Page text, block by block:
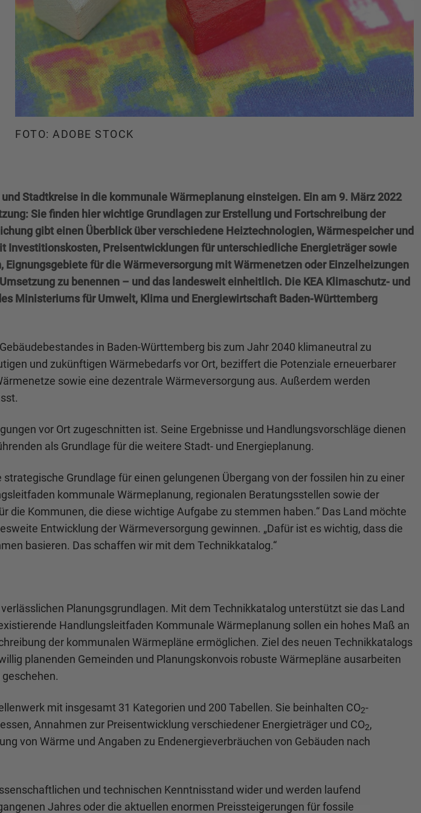
FOTO: ADOBE STOCK
Stadtkreise in die kommunale Wärmeplanung einsteigen. Ein am 9. März 2022
Sie finden hier wichtige Grundlagen zur Erstellung und Fortschreibung der
gibt einen Überblick über verschiedene Heiztechnologien, Wärmespeicher und
Preisentwicklungen für unterschiedliche Energieträger sowie
für die Wärmeversorgung mit Wärmenetzen oder Einzelheizungen
zu benennen – und das landesweit einheitlich. Die KEA Klimaschutz- und
Ministeriums für Umwelt, Klima und Energiewirtschaft Baden-Württemberg
in Baden-Württemberg bis zum Jahr 2040 klimaneutral zu
und zukünftigen Wärmebedarfs vor Ort, beziffert die Potenziale erneuerbarer
sowie eine dezentrale Wärmeversorgung aus. Außerdem werden
vor Ort zugeschnitten ist. Seine Ergebnisse und Handlungsvorschläge dienen
als Grundlage für die weitere Stadt- und Energieplanung.
Grundlage für einen gelungenen Übergang von der fossilen hin zu einer
kommunale Wärmeplanung, regionalen Beratungsstellen sowie der
Kommunen, die diese wichtige Aufgabe zu stemmen haben.“ Das Land möchte
Entwicklung der Wärmeversorgung gewinnen. „Dafür ist es wichtig, dass die
basieren. Das schaffen wir mit dem Technikkatalog.“
Planungsgrundlagen. Mit dem Technikkatalog unterstützt sie das Land
Handlungsleitfaden Kommunale Wärmeplanung sollen ein hohes Maß an
der kommunalen Wärmepläne ermöglichen. Ziel des neuen Technikkatalogs
planenden Gemeinden und Planungskonvois robuste Wärmepläne ausarbeiten
mit insgesamt 31 Kategorien und 200 Tabellen. Sie beinhalten CO2-
Annahmen zur Preisentwicklung verschiedener Energieträger und CO2,
von Wärme und Angaben zu Endenergieverbräuchen von Gebäuden nach
und technischen Kenntnisstand wider und werden laufend
Jahres oder die aktuellen enormen Preissteigerungen für fossile